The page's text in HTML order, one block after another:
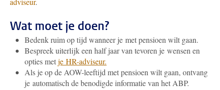
Wat moet je doen?
Bedenk ruim op tijd wanneer je met pensioen wilt gaan.
Bespreek uiterlijk een half jaar van tevoren je wensen en
opties metje HR-adviseur.
Als je op de AOW-leeftijd met pensioen wilt gaan, ontvang
je automatisch de benodigde informatie van het ABP.